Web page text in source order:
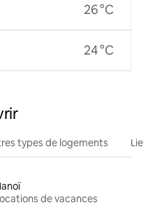
26 °C
24 °C
types de logements
de vacances